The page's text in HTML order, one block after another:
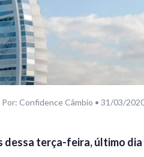
Por: Confidence Câmbio • 31/03/
dessa terça-feira, último dia